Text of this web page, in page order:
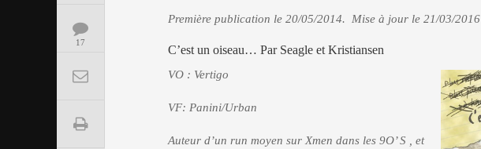
17
Première publication le 20/05/2014. Mise à jour le 21/03/2016
C’est un oiseau… Par Seagle et Kristiansen
VO : Vertigo
VF: Panini/Urban
Auteur d’un run moyen sur Xmen dans les 9O’ S , et